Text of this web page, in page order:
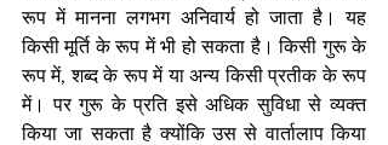
रूप में मानना लगभग अनिवार्य हो जाता है। यह
किसी मूर्ति के रूप में भी हो सकता है। किसी गुरू के
रूप में, शब्द के रूप में या अन्य किसी प्रतीक के रूप
में। पर गुरू के प्रति इसे अधिक सुविधा से व्यक्त
किया जा सकता है क्योंकि उस से वार्तालाप किया